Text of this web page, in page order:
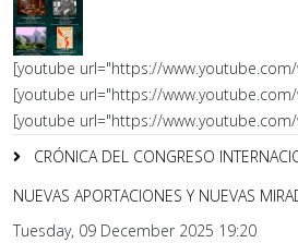
[youtube url="https://www.youtube.com/
[youtube url="https://www.youtube.com/
[youtube url="https://www.youtube.com/
CRÓNICA DEL CONGRESO
NUEVAS APORTACIONES Y NUEVAS
Tuesday, 09 December 2025 19:20